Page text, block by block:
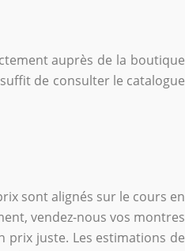
auprès de la boutique
de consulter le catalogue
sont alignés sur le cours en
vendez-nous vos montres
prix juste. Les estimations de